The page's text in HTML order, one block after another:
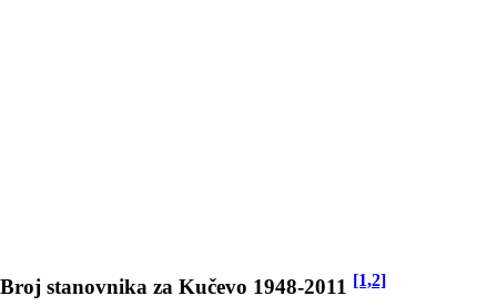
Broj stanovnika za Kučevo 1948-2011 [1,2]